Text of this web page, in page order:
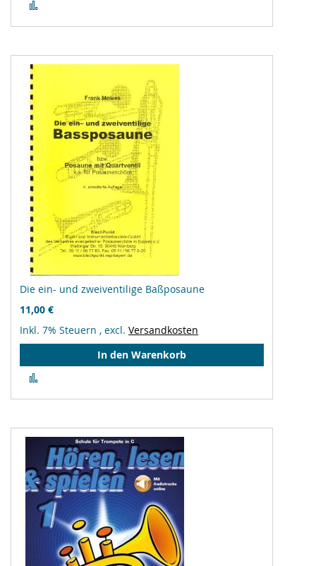
hinzufügen
Die ein- und zweiventilige Baßposaune
11,00 €
Inkl. 7% Steuern , excl. Versandkosten
In den Warenkorb
hinzufügen